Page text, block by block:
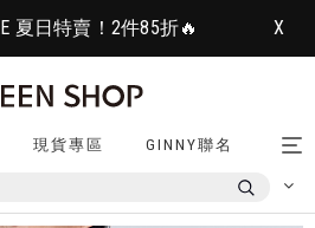
夏日特賣！2件85折🔥 X
現貨專區 GINNY聯名